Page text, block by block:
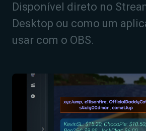
Disponível direto no
Desktop ou como um
usar com o OBS.